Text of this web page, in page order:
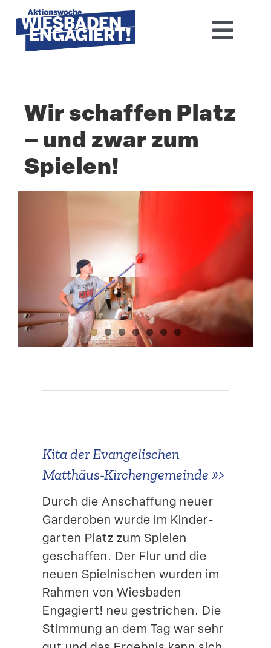
content
Aktions­woche 2026
Basis-Infos
Dokumen­tation 2025
Kontakt
Suche
Wir schaffen Platz
– und zwar zum
Spielen!
Kita der Evange­li­schen
Matthäus-Kirchengemeinde »>
Durch die Anschaffung neuer
Garde­roben wurde im Kinder­
garten Platz zum Spielen
geschaffen. Der Flur und die
neuen Spiel­ni­schen wurden im
Rahmen von Wiesbaden
Engagiert! neu gestrichen. Die
Stimmung an dem Tag war sehr